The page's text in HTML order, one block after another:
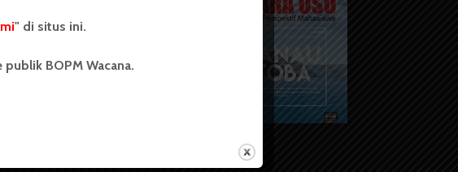
Siber
" di situs ini.
BOPM Wacana.